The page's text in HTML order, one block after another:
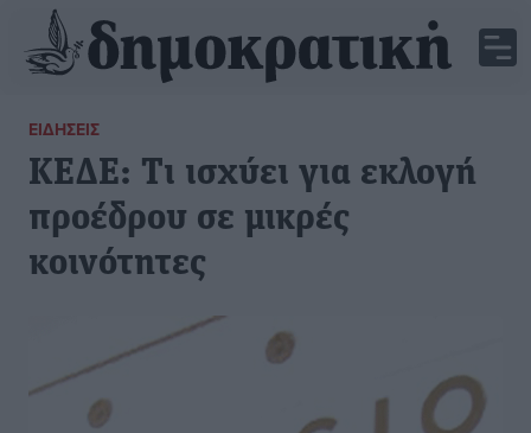
ΕΙΔΉΣΕΙΣ
ΚΕΔΕ: Tι ισχύει για εκλογή
προέδρου σε μικρές
κοινότητες